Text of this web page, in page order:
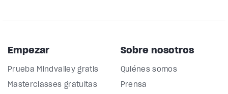
Empezar
Prueba Mindvalley gratis
Masterclasses gratuitas
Sobre nosotros
Quiénes somos
Prensa